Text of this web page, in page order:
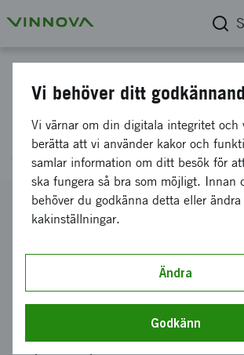
Sätt att skapa netto -
gjuterier (CASTWELL)
Diarienummer
2024-02625
Koordinator
RISE Research Institutes of Sweden AB
Bidrag från Vinnova
Vi behöver ditt
Vi värnar om din digitala integritet och
berätta att vi använder kakor och
samlar information om ditt besök för
ska fungera så bra som möjligt. Innan
behöver du godkänna detta eller
kakinställningar.
Ändra
Godkänn